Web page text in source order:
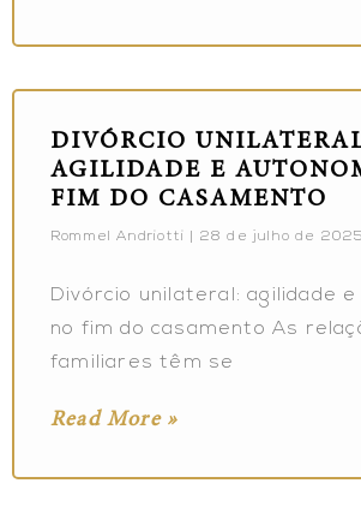
DIVÓRCIO
AGILIDADE E
FIM DO CASAMENTO
Rommel Andriotti 28 de julho de 2025
Divórcio unilateral: agilidade e
no fim do casamento As
familiares têm se
Read More »